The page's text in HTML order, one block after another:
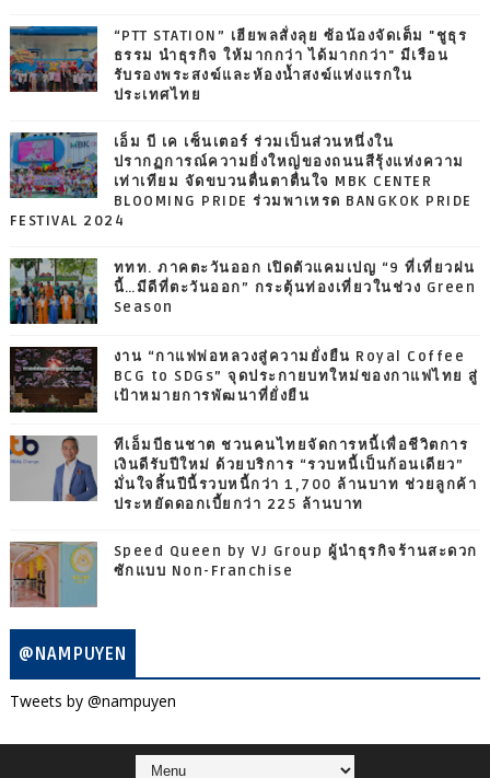
“PTT STATION” เฮียพลสั่งลุย ซ้อน้องจัดเต็ม "ชูธุร
ธรรม นำธุรกิจ ให้มากกว่า ได้มากกว่า" มีเรือน
รับรองพระสงฆ์และห้องน้ำสงฆ์แห่งแรกใน
ประเทศไทย
เอ็ม บี เค เซ็นเตอร์ ร่วมเป็นส่วนหนึ่งใน
ปรากฏการณ์ความยิ่งใหญ่ของถนนสีรุ้งแห่งความ
เท่าเทียม จัดขบวนตื่นตาตื่นใจ MBK CENTER
BLOOMING PRIDE ร่วมพาเหรด BANGKOK PRIDE
FESTIVAL 2024
ททท. ภาคตะวันออก เปิดตัวแคมเปญ “9 ที่เที่ยวฝน
นี้…มีดีที่ตะวันออก” กระตุ้นท่องเที่ยวในช่วง Green
Season
งาน “กาแฟพ่อหลวงสู่ความยั่งยืน Royal Coffee
BCG to SDGs” จุดประกายบทใหม่ของกาแฟไทย สู่
เป้าหมายการพัฒนาที่ยั่งยืน
ทีเอ็มบีธนชาต ชวนคนไทยจัดการหนี้เพื่อชีวิตการ
เงินดีรับปีใหม่ ด้วยบริการ “รวบหนี้เป็นก้อนเดียว”
มั่นใจสิ้นปีนี้รวบหนี้กว่า 1,700 ล้านบาท ช่วยลูกค้า
ประหยัดดอกเบี้ยกว่า 225 ล้านบาท
Speed Queen by VJ Group ผู้นำธุรกิจร้านสะดวก
ซักแบบ Non-Franchise
@NAMPUYEN
Tweets by @nampuyen